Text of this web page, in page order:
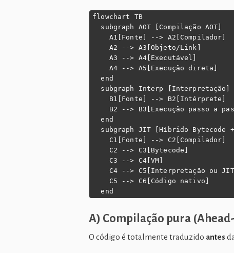
flowchart TB
  subgraph AOT [Compilação AOT]
    A1[Fonte] --> A2[Compilador]
    A2 --> A3[Objeto/Link]
    A3 --> A4[Executável]
    A4 --> A5[Execução direta]
  end
  subgraph Interp [Interpretação]
    B1[Fonte] --> B2[Intérprete]
B2 --> B3[Execução passo a
  end
subgraph JIT [Híbrido Bytecode +
    C1[Fonte] --> C2[Compilador]
    C2 --> C3[Bytecode]
    C3 --> C4[VM]
C4 --> C5[Interpretação ou
    C5 --> C6[Código nativo]
  end
A) Compilação pura
O código é totalmente traduzido antes